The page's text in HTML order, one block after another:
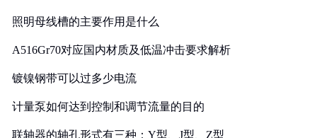
照明母线槽的主要作用是什么
A516Gr70对应国内材质及低温冲击要求解析
镀镍钢带可以过多少电流
计量泵如何达到控制和调节流量的目的
联轴器的轴孔形式有三种：Y型、J型、Z型